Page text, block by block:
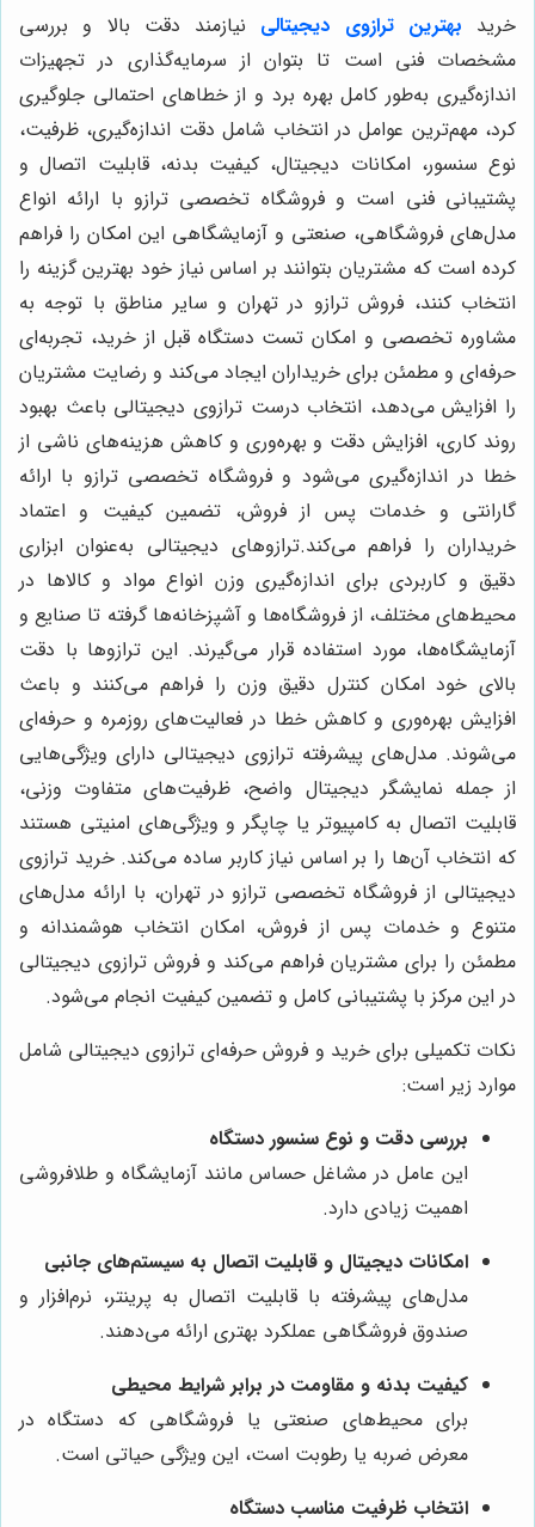
خرید بهترین ترازوی دیجیتالی نیازمند دقت بالا و بررسی
مشخصات فنی است تا بتوان از سرمایه‌گذاری در تجهیزات
اندازه‌گیری به‌طور کامل بهره برد و از خطاهای احتمالی جلوگیری
کرد، مهم‌ترین عوامل در انتخاب شامل دقت اندازه‌گیری، ظرفیت،
نوع سنسور، امکانات دیجیتال، کیفیت بدنه، قابلیت اتصال و
پشتیبانی فنی است و فروشگاه تخصصی ترازو با ارائه انواع
مدل‌های فروشگاهی، صنعتی و آزمایشگاهی این امکان را فراهم
کرده است که مشتریان بتوانند بر اساس نیاز خود بهترین گزینه را
انتخاب کنند، فروش ترازو در تهران و سایر مناطق با توجه به
مشاوره تخصصی و امکان تست دستگاه قبل از خرید، تجربه‌ای
حرفه‌ای و مطمئن برای خریداران ایجاد می‌کند و رضایت مشتریان
را افزایش می‌دهد، انتخاب درست ترازوی دیجیتالی باعث بهبود
روند کاری، افزایش دقت و بهره‌وری و کاهش هزینه‌های ناشی از
خطا در اندازه‌گیری می‌شود و فروشگاه تخصصی ترازو با ارائه
گارانتی و خدمات پس از فروش، تضمین کیفیت و اعتماد
خریداران را فراهم می‌کند.ترازوهای دیجیتالی به‌عنوان ابزاری
دقیق و کاربردی برای اندازه‌گیری وزن انواع مواد و کالاها در
محیط‌های مختلف، از فروشگاه‌ها و آشپزخانه‌ها گرفته تا صنایع و
آزمایشگاه‌ها، مورد استفاده قرار می‌گیرند. این ترازوها با دقت
بالای خود امکان کنترل دقیق وزن را فراهم می‌کنند و باعث
افزایش بهره‌وری و کاهش خطا در فعالیت‌های روزمره و حرفه‌ای
می‌شوند. مدل‌های پیشرفته ترازوی دیجیتالی دارای ویژگی‌هایی
از جمله نمایشگر دیجیتال واضح، ظرفیت‌های متفاوت وزنی،
قابلیت اتصال به کامپیوتر یا چاپگر و ویژگی‌های امنیتی هستند
که انتخاب آن‌ها را بر اساس نیاز کاربر ساده می‌کند. خرید ترازوی
دیجیتالی از فروشگاه تخصصی ترازو در تهران، با ارائه مدل‌های
متنوع و خدمات پس از فروش، امکان انتخاب هوشمندانه و
مطمئن را برای مشتریان فراهم می‌کند و فروش ترازوی دیجیتالی
در این مرکز با پشتیبانی کامل و تضمین کیفیت انجام می‌شود.
نکات تکمیلی برای خرید و فروش حرفه‌ای ترازوی دیجیتالی شامل
موارد زیر است:
بررسی دقت و نوع سنسور دستگاه
این عامل در مشاغل حساس مانند آزمایشگاه و طلافروشی
اهمیت زیادی دارد.
امکانات دیجیتال و قابلیت اتصال به سیستم‌های جانبی
مدل‌های پیشرفته با قابلیت اتصال به پرینتر، نرم‌افزار و
صندوق فروشگاهی عملکرد بهتری ارائه می‌دهند.
کیفیت بدنه و مقاومت در برابر شرایط محیطی
برای محیط‌های صنعتی یا فروشگاهی که دستگاه در
معرض ضربه یا رطوبت است، این ویژگی حیاتی است.
انتخاب ظرفیت مناسب دستگاه